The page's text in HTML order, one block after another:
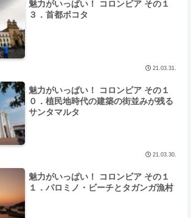
魅力がいっぱい！ コロンビア その１
３．首都ボコタ
21.03.31.
魅力がいっぱい！ コロンビア その１
０．植民地時代の建築の街並みが残る
サンタマルタ
21.03.30.
魅力がいっぱい！ コロンビア その１
１．パロミノ・ビーチとタガンガ漁村